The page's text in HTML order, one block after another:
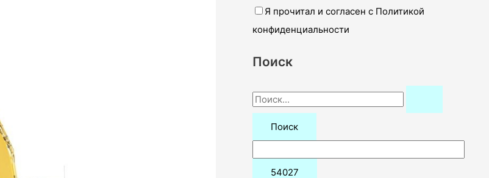
Я прочитал и согласен с Политикой
конфиденциальности
Поиск
П
о